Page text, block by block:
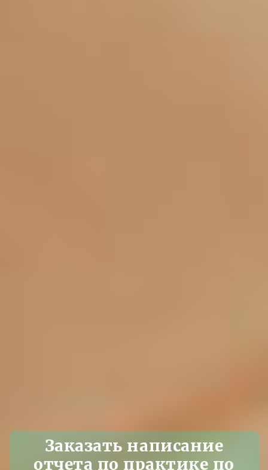
Заказать написание
отчета по практике по